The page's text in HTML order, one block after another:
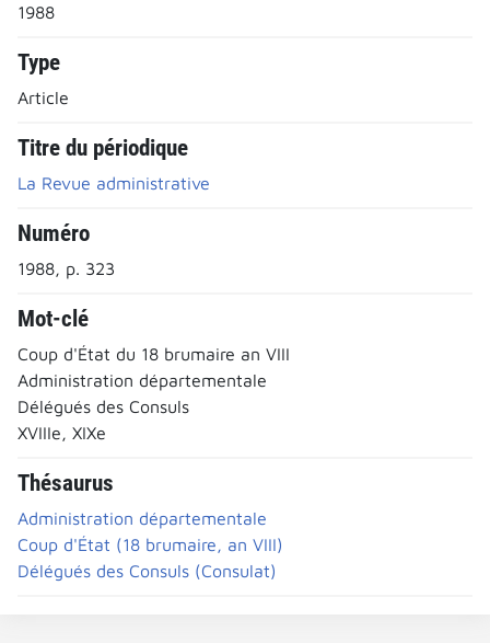
1988
Type
Article
Titre du périodique
La Revue administrative
Numéro
1988, p. 323
Mot-clé
Coup d'État du 18 brumaire an VIII
Administration départementale
Délégués des Consuls
XVIIIe, XIXe
Thésaurus
Administration départementale
Coup d'État (18 brumaire, an VIII)
Délégués des Consuls (Consulat)